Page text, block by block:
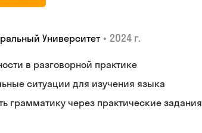
Университет • 2024 г.
в разговорной практике
ситуации для изучения языка
грамматику через практические задания